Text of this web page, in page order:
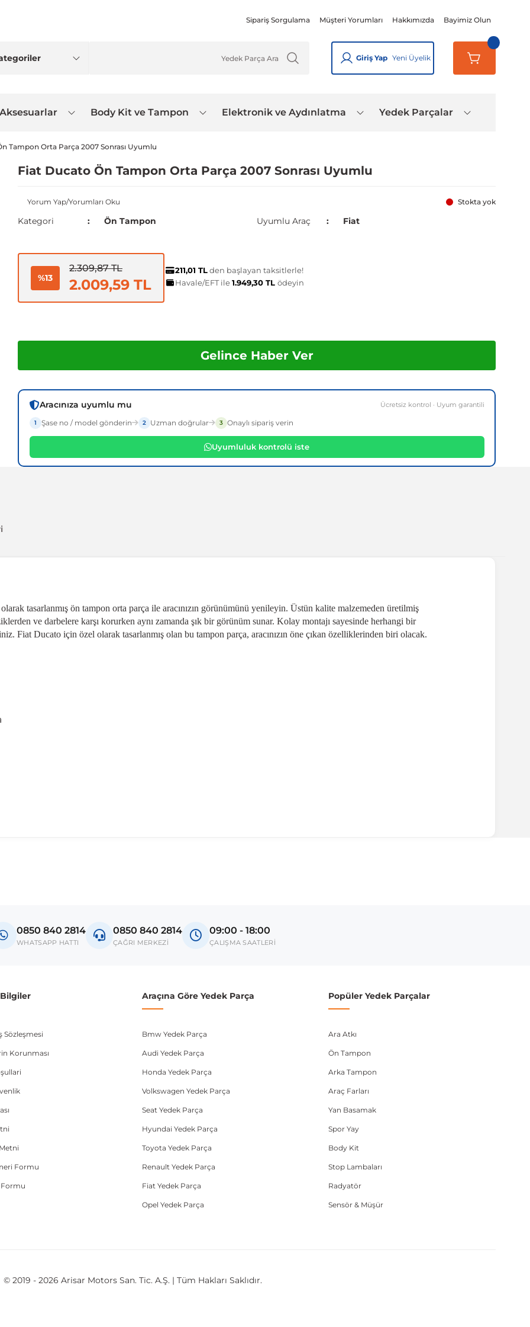
Sipariş Sorgulama Müşteri Yorumları Hakkımızda Bayimiz Olun
Giriş Yap Yeni Üyelik
Aksesuarlar Body Kit ve Tampon Elektronik ve Aydınlatma Yedek Parçalar
Tampon Orta Parça 2007 Sonrası Uyumlu
Fiat Ducato Ön Tampon Orta Parça 2007 Sonrası Uyumlu
Yorum Yap/Yorumları Oku Stokta yok
Kategori Ön Tampon Uyumlu Araç Fiat
%13
2.309,87 TL
2.009,59 TL
211,01 TLden başlayan taksitlerle!
Havale/EFT ile1.949,30 TL ödeyin
Gelince Haber Ver
Aracınıza uyumlu mu Ücretsiz kontrol · Uyum garantili
1 Şase no / model gönderin 2 Uzman doğrular 3 Onaylı sipariş verin
Uyumluluk kontrolü iste
tasarlanmış ön tampon orta parça ile aracınızın görünümünü yenileyin. Üstün kalite malzemeden üretilmiş
ve darbelere karşı korurken aynı zamanda şık bir görünüm sunar. Kolay montajı sayesinde herhangi bir
Fiat Ducato için özel olarak tasarlanmış olan bu tampon parça, aracınızın öne çıkan özelliklerinden biri olacak.
0850 840 2814
WHATSAPP HATTI
0850 840 2814
ÇAĞRI MERKEZİ
09:00 - 18:00
ÇALIŞMA SAATLERİ
Sözleşmesi
Korunması
Formu
Formu
Araçına Göre Yedek Parça
Bmw Yedek Parça
Audi Yedek Parça
Honda Yedek Parça
Volkswagen Yedek Parça
Seat Yedek Parça
Hyundai Yedek Parça
Toyota Yedek Parça
Renault Yedek Parça
Fiat Yedek Parça
Opel Yedek Parça
Popüler Yedek Parçalar
Ara Atkı
Ön Tampon
Arka Tampon
Araç Farları
Yan Basamak
Spor Yay
Body Kit
Stop Lambaları
Radyatör
Sensör & Müşür
© 2019 - 2026 Arisar Motors San. Tic. A.Ş. | Tüm Hakları Saklıdır.